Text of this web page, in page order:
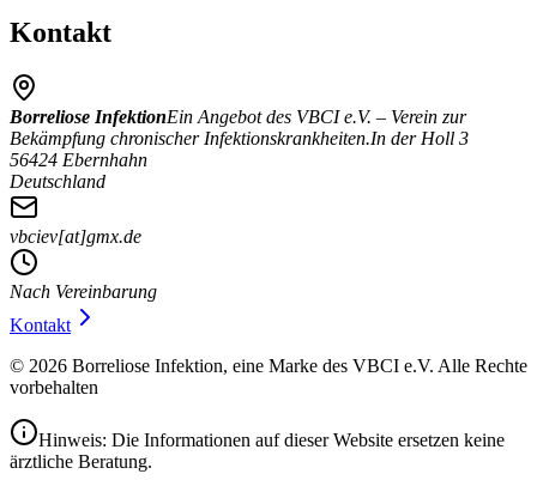
Kontakt
Borreliose InfektionEin Angebot des VBCI e.V. – Verein zur
Bekämpfung chronischer Infektionskrankheiten.In der Holl 3
56424 Ebernhahn
Deutschland
vbciev[at]gmx.de
Nach Vereinbarung
Kontakt
© 2026 Borreliose Infektion, eine Marke des VBCI e.V. Alle Rechte
vorbehalten
Hinweis: Die Informationen auf dieser Website ersetzen keine
ärztliche Beratung.